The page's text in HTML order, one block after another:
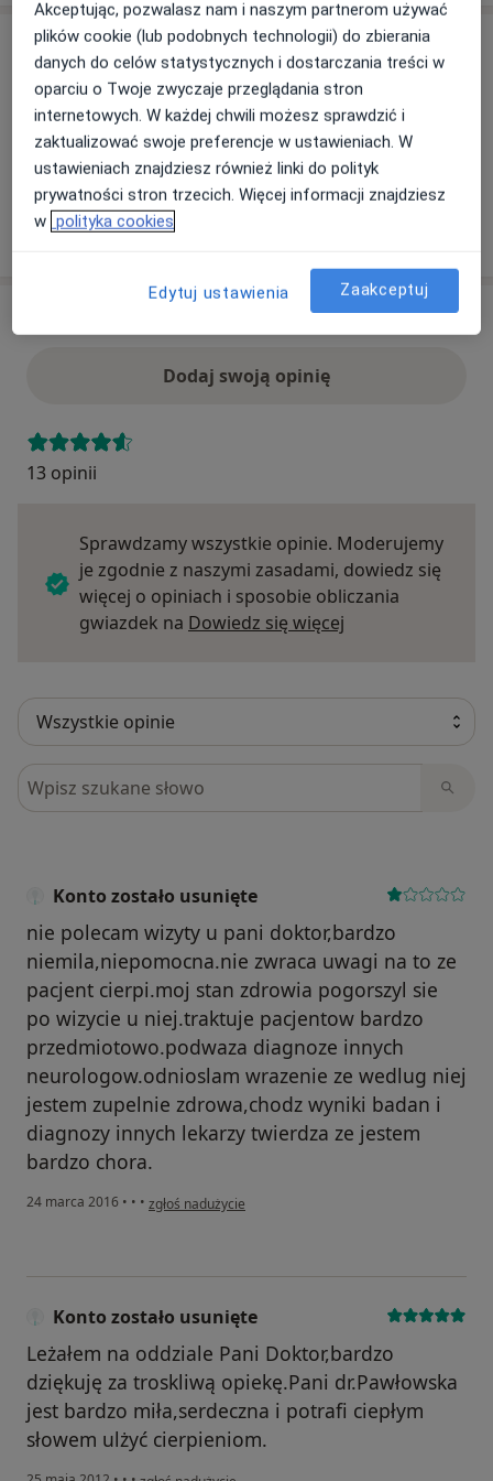
Ubezpieczenia - brak akceptowanych
Ten specjalista przyjmuje wyłącznie pacjentów
prywatnych. Możesz opłacić wizytę samodzielnie lub
znaleźć innego specjalistę, który akceptuje Twoje
ubezpieczenie.
Szukaj specjalistów według ubezpieczenia
Dodaj swoją opinię
13 opinii
Sprawdzamy wszystkie opinie. Moderujemy
je zgodnie z naszymi zasadami, dowiedz się
więcej o opiniach i sposobie obliczania
gwiazdek na Dowiedz się więcej
Szukaj w opiniach
Konto zostało usunięte
nie polecam wizyty u pani doktor,bardzo
niemila,niepomocna.nie zwraca uwagi na to ze
pacjent cierpi.moj stan zdrowia pogorszyl sie
po wizycie u niej.traktuje pacjentow bardzo
przedmiotowo.podwaza diagnoze innych
neurologow.odnioslam wrazenie ze wedlug niej
jestem zupelnie zdrowa,chodz wyniki badan i
diagnozy innych lekarzy twierdza ze jestem
bardzo chora.
24 marca 2016 • • • w opinii użytkownika Konto zostało usunięte
zgłoś nadużycie
Konto zostało usunięte
Leżałem na oddziale Pani Doktor,bardzo
dziękuję za troskliwą opiekę.Pani dr.Pawłowska
jest bardzo miła,serdeczna i potrafi ciepłym
słowem ulżyć cierpieniom.
w opinii użytkownika Konto zostało usunięte
Akceptując, pozwalasz nam i naszym partnerom używać
plików cookie (lub podobnych technologii) do zbierania
danych do celów statystycznych i dostarczania treści w
oparciu o Twoje zwyczaje przeglądania stron
internetowych. W każdej chwili możesz sprawdzić i
zaktualizować swoje preferencje w ustawieniach. W
ustawieniach znajdziesz również linki do polityk
prywatności stron trzecich. Więcej informacji znajdziesz
w polityka cookies
Edytuj ustawienia Zaakceptuj